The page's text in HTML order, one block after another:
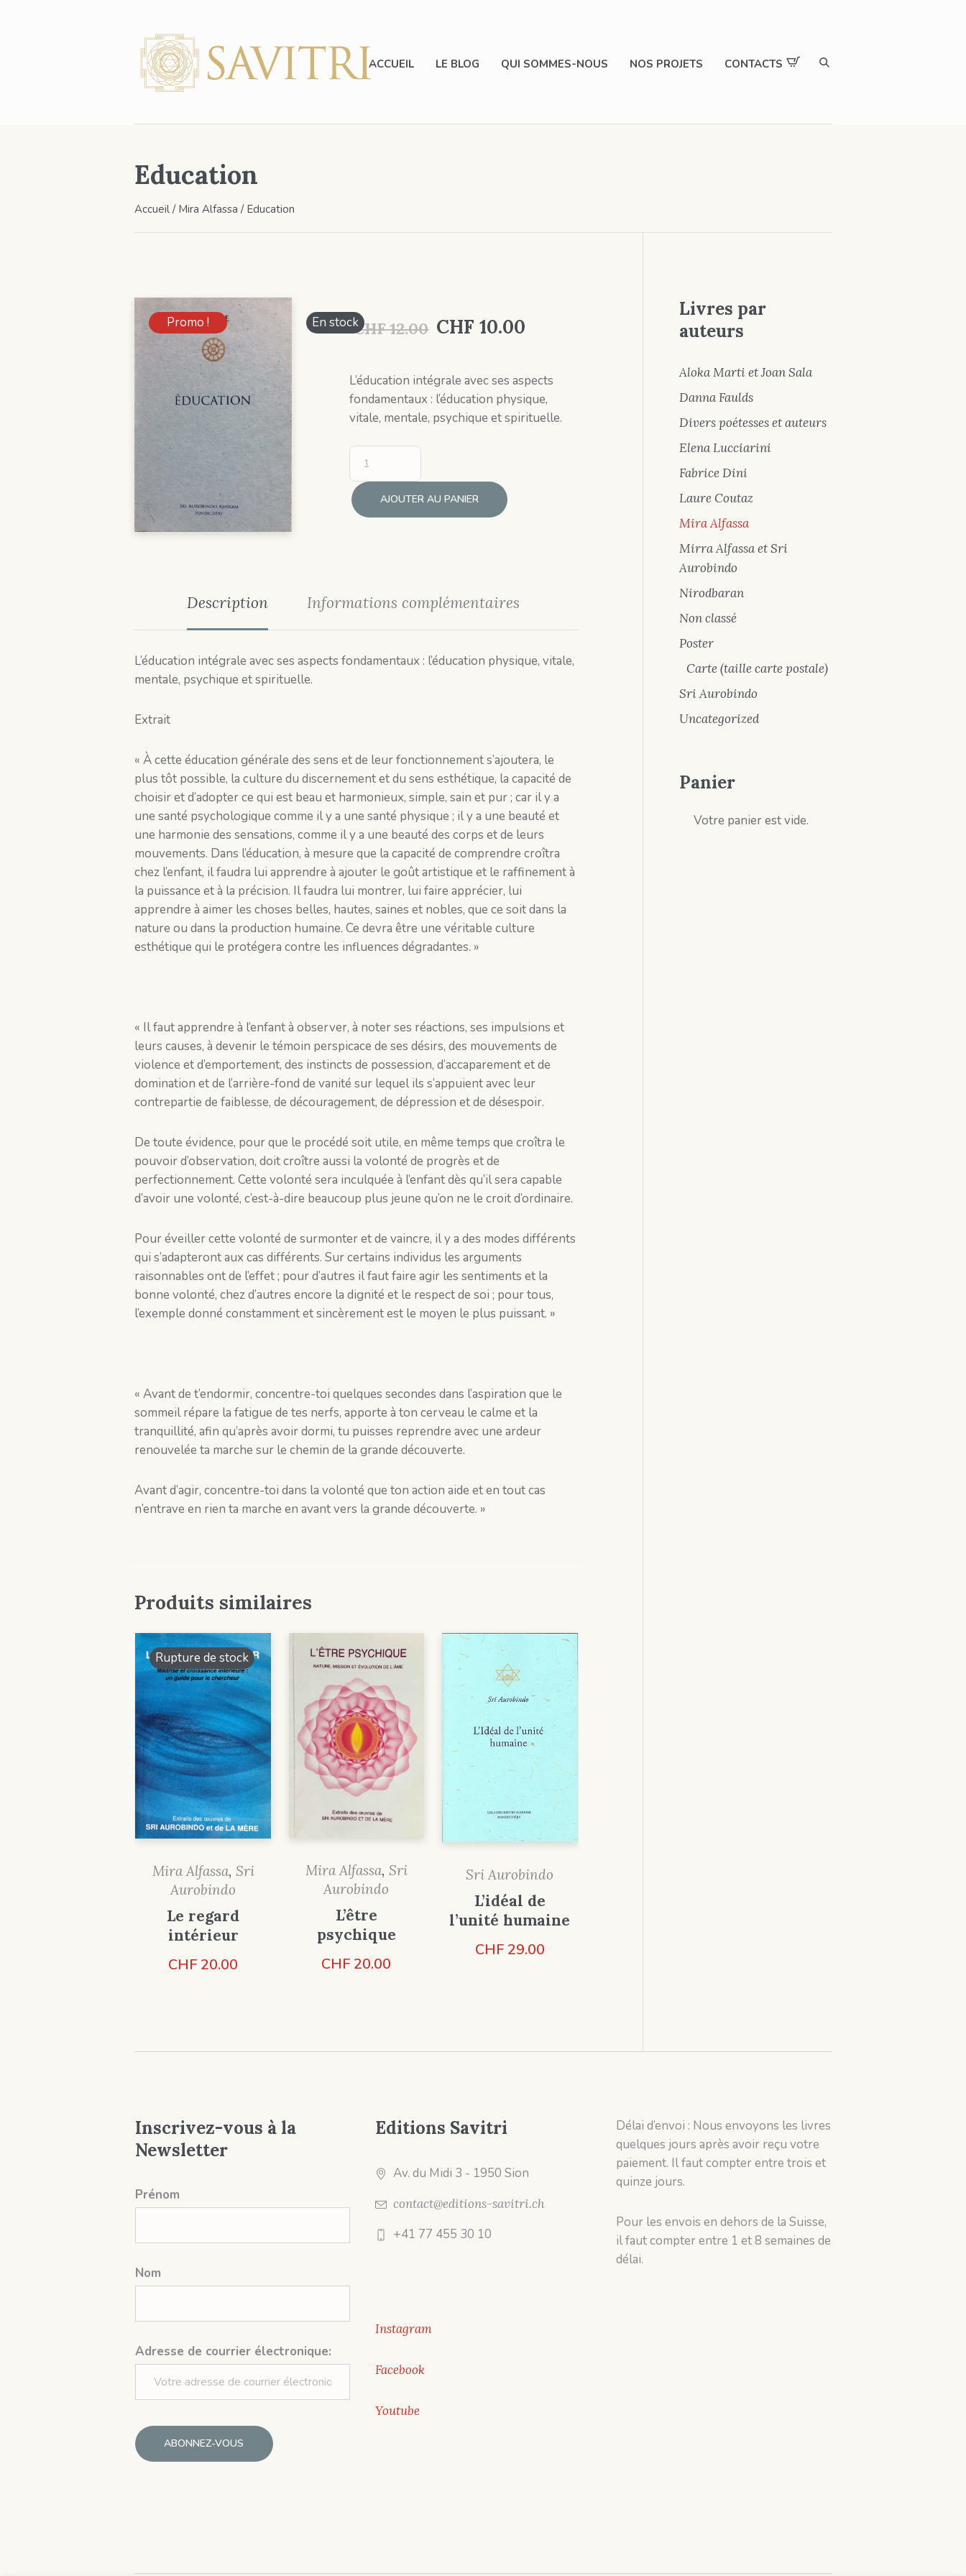
ACCUEIL LE BLOG QUI SOMMES-NOUS NOS PROJETS CONTACTS
Education
Accueil / Mira Alfassa / Education
Promo ! CHF 12.00 Le
initial
était :
CHF 10.00
actuel
est :
L’éducation intégrale avec ses aspects
fondamentaux : l’éducation physique,
vitale, mentale, psychique et spirituelle.
En stock
AJOUTER AU PANIER
Description Informations complémentaires
L’éducation intégrale avec ses aspects fondamentaux : l’éducation physique, vitale,
mentale, psychique et spirituelle.
Extrait
« À cette éducation générale des sens et de leur fonctionnement s’ajoutera, le
plus tôt possible, la culture du discernement et du sens esthétique, la capacité de
choisir et d’adopter ce qui est beau et harmonieux, simple, sain et pur ; car il y a
une santé psychologique comme il y a une santé physique ; il y a une beauté et
une harmonie des sensations, comme il y a une beauté des corps et de leurs
mouvements. Dans l’éducation, à mesure que la capacité de comprendre croîtra
chez l’enfant, il faudra lui apprendre à ajouter le goût artistique et le raffinement à
la puissance et à la précision. Il faudra lui montrer, lui faire apprécier, lui
apprendre à aimer les choses belles, hautes, saines et nobles, que ce soit dans la
nature ou dans la production humaine. Ce devra être une véritable culture
esthétique qui le protégera contre les influences dégradantes. »
« Il faut apprendre à l’enfant à observer, à noter ses réactions, ses impulsions et
leurs causes, à devenir le témoin perspicace de ses désirs, des mouvements de
violence et d’emportement, des instincts de possession, d’accaparement et de
domination et de l’arrière-fond de vanité sur lequel ils s’appuient avec leur
contrepartie de faiblesse, de découragement, de dépression et de désespoir.
De toute évidence, pour que le procédé soit utile, en même temps que croîtra le
pouvoir d’observation, doit croître aussi la volonté de progrès et de
perfectionnement. Cette volonté sera inculquée à l’enfant dès qu’il sera capable
d’avoir une volonté, c’est-à-dire beaucoup plus jeune qu’on ne le croit d’ordinaire.
Pour éveiller cette volonté de surmonter et de vaincre, il y a des modes différents
qui s’adapteront aux cas différents. Sur certains individus les arguments
raisonnables ont de l’effet ; pour d’autres il faut faire agir les sentiments et la
bonne volonté, chez d’autres encore la dignité et le respect de soi ; pour tous,
l’exemple donné constamment et sincèrement est le moyen le plus puissant. »
« Avant de t’endormir, concentre-toi quelques secondes dans l’aspiration que le
sommeil répare la fatigue de tes nerfs, apporte à ton cerveau le calme et la
tranquillité, afin qu’après avoir dormi, tu puisses reprendre avec une ardeur
renouvelée ta marche sur le chemin de la grande découverte.
Avant d’agir, concentre-toi dans la volonté que ton action aide et en tout cas
n’entrave en rien ta marche en avant vers la grande découverte. »
Produits similaires
Rupture de stock
Mira Alfassa, Sri
Aurobindo
Le regard
intérieur
CHF 20.00
Mira Alfassa, Sri
Aurobindo
L’être
psychique
CHF 20.00
Sri Aurobindo
L’idéal de
l’unité humaine
CHF 29.00
Livres par
auteurs
Aloka Marti et Joan Sala
Danna Faulds
Divers poétesses et auteurs
Elena Lucciarini
Fabrice Dini
Laure Coutaz
Mira Alfassa
Mirra Alfassa et Sri
Aurobindo
Nirodbaran
Non classé
Poster
Carte (taille carte postale)
Sri Aurobindo
Uncategorized
Panier
Votre panier est vide.
Inscrivez-vous à la
Newsletter
Prénom
Nom
Adresse de courrier électronique:
Editions Savitri
Av. du Midi 3 - 1950 Sion
contact@editions-savitri.ch
+41 77 455 30 10
Délai d’envoi : Nous envoyons les livres
quelques jours après avoir reçu votre
paiement. Il faut compter entre trois et
quinze jours.
Pour les envois en dehors de la Suisse,
il faut compter entre 1 et 8 semaines de
délai.
Instagram
Facebook
Youtube